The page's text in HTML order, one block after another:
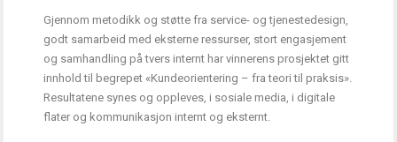
Gjennom metodikk og støtte fra service- og tjenestedesign,
godt samarbeid med eksterne ressurser, stort engasjement
og samhandling på tvers internt har vinnerens prosjektet gitt
innhold til begrepet «Kundeorientering – fra teori til praksis».
Resultatene synes og oppleves, i sosiale media, i digitale
flater og kommunikasjon internt og eksternt.